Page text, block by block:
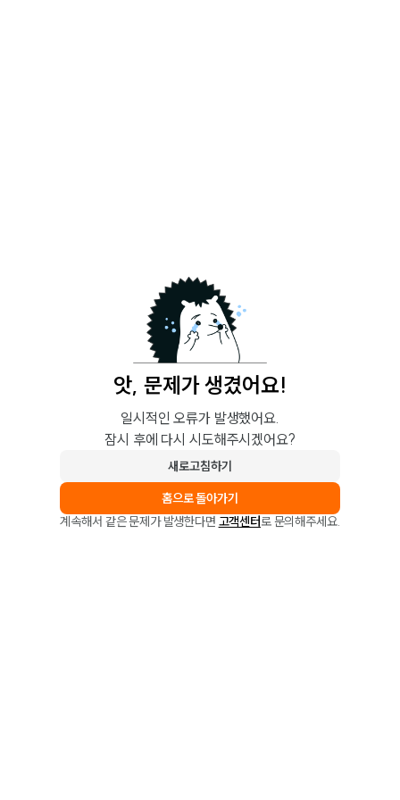
앗, 문제가 생겼어요!
일시적인 오류가 발생했어요.
잠시 후에 다시 시도해주시겠어요?
새로고침하기
홈으로 돌아가기
계속해서 같은 문제가 발생한다면 고객센터로 문의해주세요.